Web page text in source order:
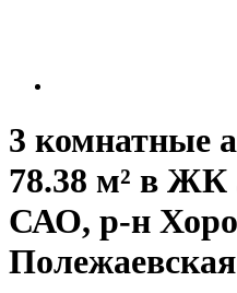
3 комнатные
78.38 м² в ЖК
САО, р-н
Полежаевская